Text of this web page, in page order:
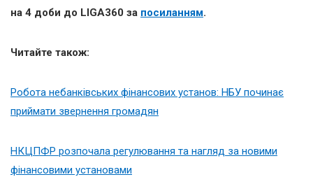
на 4 доби до LIGA360 за посиланням.
Читайте також:
Робота небанківських фінансових установ: НБУ починає
приймати звернення громадян
НКЦПФР розпочала регулювання та нагляд за новими
фінансовими установами